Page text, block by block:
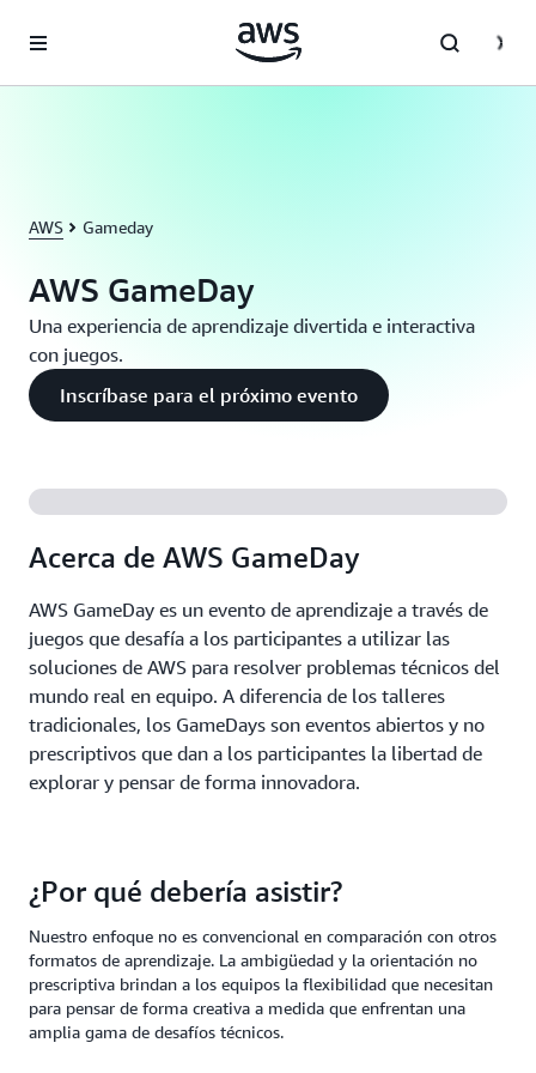
AWS Gameday
AWS GameDay
Una experiencia de aprendizaje divertida e interactiva
con juegos.
Inscríbase para el próximo evento
Acerca de AWS GameDay
AWS GameDay es un evento de aprendizaje a través de
juegos que desafía a los participantes a utilizar las
soluciones de AWS para resolver problemas técnicos del
mundo real en equipo. A diferencia de los talleres
tradicionales, los GameDays son eventos abiertos y no
prescriptivos que dan a los participantes la libertad de
explorar y pensar de forma innovadora.
¿Por qué debería asistir?
Nuestro enfoque no es convencional en comparación con otros
formatos de aprendizaje. La ambigüedad y la orientación no
prescriptiva brindan a los equipos la flexibilidad que necesitan
para pensar de forma creativa a medida que enfrentan una
amplia gama de desafíos técnicos.